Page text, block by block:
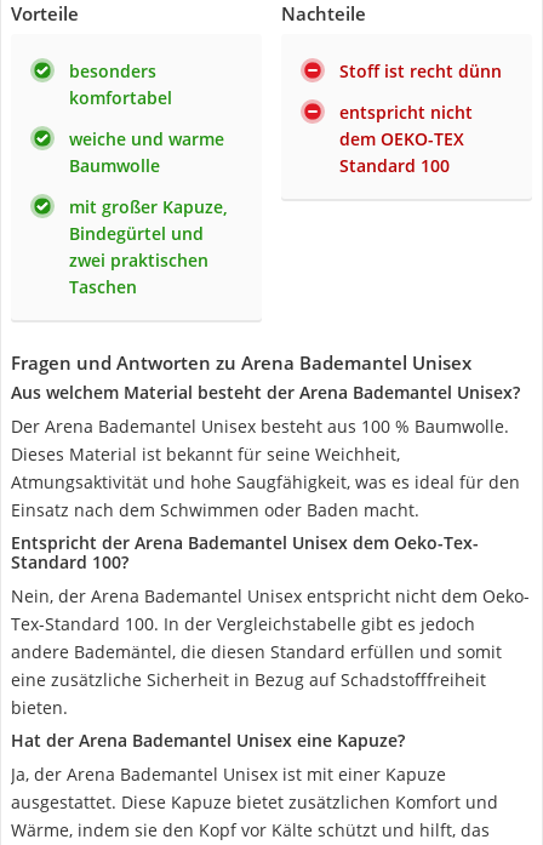
Vorteile
besonders
komfortabel
weiche und warme
Baumwolle
mit großer Kapuze,
Bindegürtel und
zwei praktischen
Taschen
Nachteile
Stoff ist recht dünn
entspricht nicht
dem OEKO-TEX
Standard 100
Fragen und Antworten zu Arena Bademantel Unisex
Aus welchem Material besteht der Arena Bademantel Unisex?
Der Arena Bademantel Unisex besteht aus 100 % Baumwolle.
Dieses Material ist bekannt für seine Weichheit,
Atmungsaktivität und hohe Saugfähigkeit, was es ideal für den
Einsatz nach dem Schwimmen oder Baden macht.
Entspricht der Arena Bademantel Unisex dem Oeko-Tex-
Standard 100?
Nein, der Arena Bademantel Unisex entspricht nicht dem Oeko-
Tex-Standard 100. In der Vergleichstabelle gibt es jedoch
andere Bademäntel, die diesen Standard erfüllen und somit
eine zusätzliche Sicherheit in Bezug auf Schadstofffreiheit
bieten.
Hat der Arena Bademantel Unisex eine Kapuze?
Ja, der Arena Bademantel Unisex ist mit einer Kapuze
ausgestattet. Diese Kapuze bietet zusätzlichen Komfort und
Wärme, indem sie den Kopf vor Kälte schützt und hilft, das